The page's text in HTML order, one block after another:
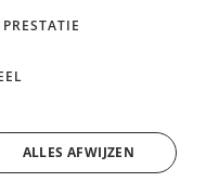
PRESTATIE
ALLES AFWIJZEN